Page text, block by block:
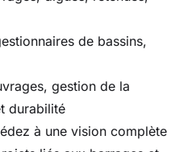
de bassins,
gestion de la
durabilité
à une vision complète